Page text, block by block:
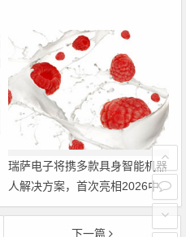
瑞萨电子将携多款具身智能机器
人解决方案，首次亮相2026中
国具身智能机器人产业大会
下一篇